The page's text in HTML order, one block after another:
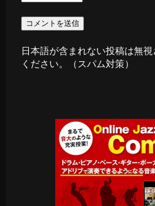
日本語が含まれない投稿は無
ください。（スパム対策）